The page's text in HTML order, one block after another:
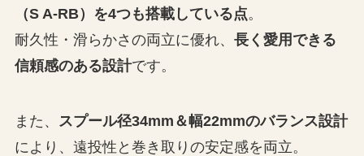
（S A-RB）を4つも搭載している点。
耐久性・滑らかさの両立に優れ、 長く愛用できる
信頼感のある設計です。
また、
スプール径34mm＆幅22mmのバランス設計
により、遠投性と巻き取りの安定感を両立。